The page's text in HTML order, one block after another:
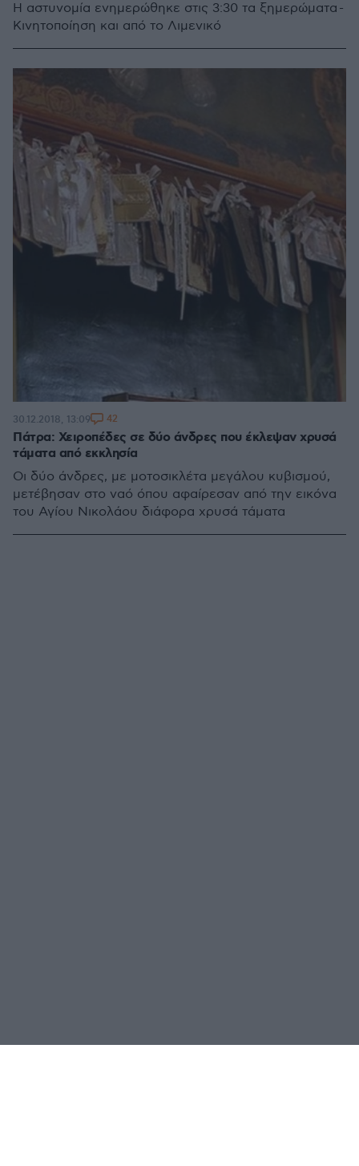
Η αστυνομία ενημερώθηκε στις 3:30 τα ξημερώματα -
Κινητοποίηση και από το Λιμενικό
Πάτρα: Χειροπέδες σε δύο άνδρες που έκλεψαν χρυσά
τάματα από εκκλησία
Οι δύο άνδρες, με μοτοσικλέτα μεγάλου κυβισμού,
μετέβησαν στο ναό όπου αφαίρεσαν από την εικόνα
του Αγίου Νικολάου διάφορα χρυσά τάματα
30.12.2018, 13:09 42